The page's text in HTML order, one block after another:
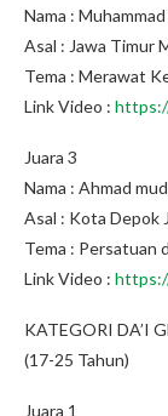
Nama :
Asal : Jawa Timur
Tema : Merawat
Link Video :
Juara 3
Nama : Ahmad
Asal : Kota Depok
Tema : Persatuan
Link Video :
KATEGORI DA’I
(17-25 Tahun)
Juara 1